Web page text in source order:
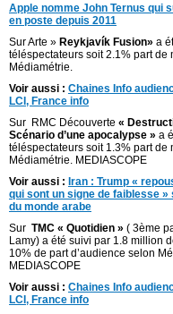
Apple nomme John Ternus qui
en poste depuis 2011
Sur Arte » Reykjavík Fusion» a
téléspectateurs soit 2.1% part de
Médiamétrie.
Voir aussi : Chaines Info
LCI, France info
Sur RMC Découverte «
Scénario d’une apocalypse » a
téléspectateurs soit 1.3% part de
Médiamétrie. MEDIASCOPE
Voir aussi : Iran : Trump «
qui sont un signe de faiblesse
du monde arabe
Sur TMC « Quotidien » ( 3ème
Lamy) a été suivi par 1.8 million
10% de part d’audience selon
MEDIASCOPE
Voir aussi : Chaines Info
LCI, France info